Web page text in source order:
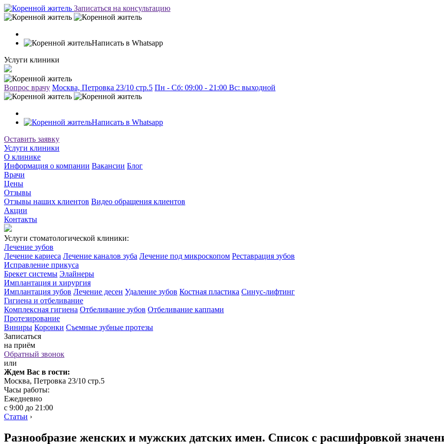
Записаться на консультацию
Написать в Whatsapp
Услуги клиники
Вопрос врачу Москва, Петровка 23/10 стр.5 Пн - Сб: 09:00 - 21:00 Вc: выходной
Написать в Whatsapp
Оставить заявку
Услуги клиники
О клинике
Информация о компании Вакансии Блог
Врачи
Цены
Отзывы
Отзывы наших клиентов Видео обращения клиентов
Акции
Контакты
Услуги стоматологической клиники:
Лечение зубов
Лечение кариеса Лечение каналов зуба Лечение под микроскопом Реставрация зубов
Исправление прикуса
Брекет системы Элайнеры
Имплантация и хирургия
Имплантация зубов Лечение десен Удаление зубов Костная пластика Синус-лифтинг
Гигиена и отбеливание
Комплексная гигиена Отбеливание зубов Отбеливание каппами
Протезирование
Виниры Коронки Съемные зубные протезы
Записаться
на приём
Обратный звонок
или
Ждем Вас в гости:
Москва, Петровка 23/10 стр.5
Часы работы:
Ежедневно
с 9:00 до 21:00
Статьи ›
Разнообразие женских и мужских датских имен. Список с расшифровкой